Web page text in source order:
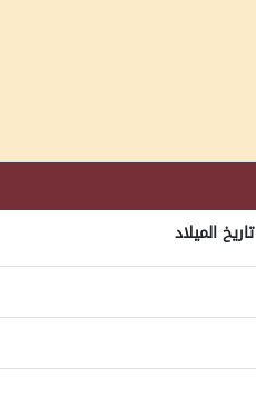
تاريخ الميلاد